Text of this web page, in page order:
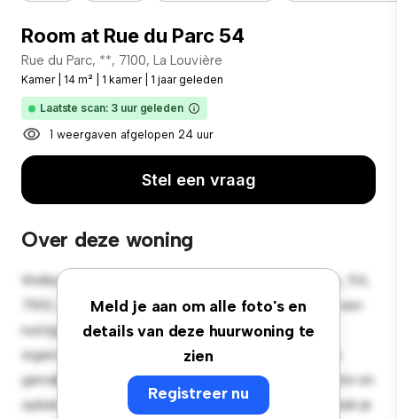
Room at Rue du Parc 54
Rue du Parc, **, 7100, La Louvière
Kamer 14 m² 1 kamer 1 jaar geleden
Laatste scan: 3 uur geleden
1 weergaven afgelopen 24 uur
Stel een vraag
Over deze woning
Meld je aan om alle foto's en
details van deze huurwoning te
zien
Registreer nu
Welkom bij je nieuwe toevluchtsoord in Rue du Parc, 54,
7100, La Louvière! Deze comfortabele kamer biedt een
rustige en persoonlijke leefruimte. Deze kamer is
ingericht met de essentiële benodigdheden voor je
gemak en biedt een comfortabel bed, een werkruimte en
opbergmogelijkheden. Dankzij de gunstige ligging heb je